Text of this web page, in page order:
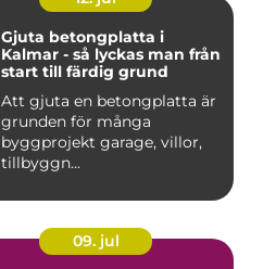
Gjuta betongplatta i
Kalmar - så lyckas man från
start till färdig grund
Att gjuta en betongplatta är
grunden för många
byggprojekt garage, villor,
tillbyggn...
09. jul